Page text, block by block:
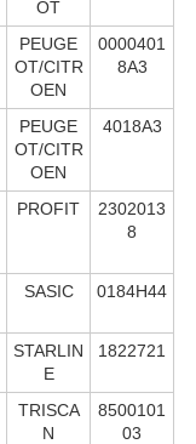
OT
PEUGE
OT/CITR
OEN
0000401
8A3
PEUGE
OT/CITR
OEN
4018A3
PROFIT
2302013
8
SASIC 0184H44
STARLIN
E
1822721
TRISCA
N
8500101
03